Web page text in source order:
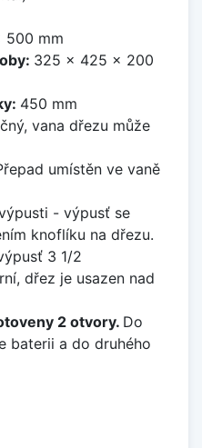
500 mm
325 x 425 x 200
450 mm
vana dřezu může
umístěn ve vaně
- výpusť se
knoflíku na dřezu.
3 1/2
dřez je usazen nad
2 otvory. Do
baterii a do druhého